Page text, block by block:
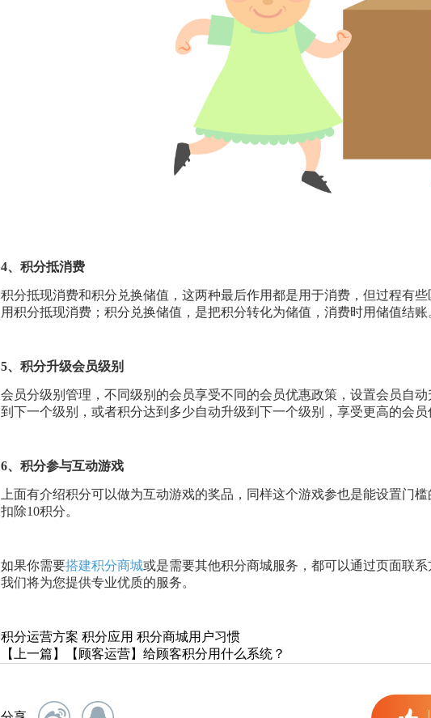
4、积分抵消费
积分抵现消费和积分兑换储值，这两种最后作用都是用于消费，但过程有
用积分抵现消费；积分兑换储值，是把积分转化为储值，消费时用储值结账
5、积分升级会员级别
会员分级别管理，不同级别的会员享受不同的会员优惠政策，设置会员自
到下一个级别，或者积分达到多少自动升级到下一个级别，享受更高的会员
6、积分参与互动游戏
上面有介绍积分可以做为互动游戏的奖品，同样这个游戏参也是能设置门
扣除10积分。
如果你需要搭建积分商城或是需要其他积分商城服务，都可以通过页面联系
我们将为您提供专业优质的服务。
积分运营方案 积分应用 积分商城用户习惯
【上一篇】【顾客运营】给顾客积分用什么系统？